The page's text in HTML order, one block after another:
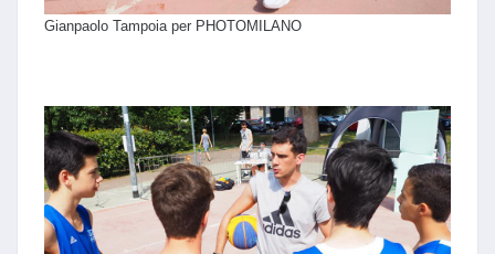
Gianpaolo Tampoia per PHOTOMILANO